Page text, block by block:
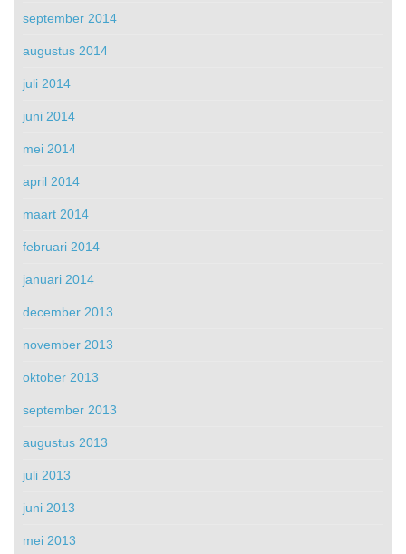
september 2014
augustus 2014
juli 2014
juni 2014
mei 2014
april 2014
maart 2014
februari 2014
januari 2014
december 2013
november 2013
oktober 2013
september 2013
augustus 2013
juli 2013
juni 2013
mei 2013